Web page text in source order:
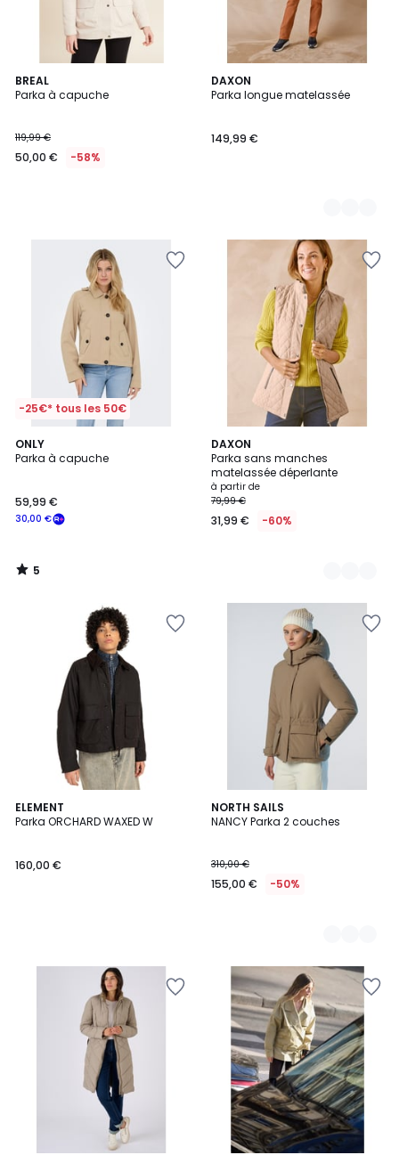
BREAL
Parka à capuche
119,99 €
50,00 € -58%
DAXON
Parka longue matelassée
149,99 €
2
Couleurs
-25€* tous les 50€
ONLY
Parka à capuche
30,00 €
59,99 €
5
/
5
/
DAXON
Parka sans manches
matelassée déperlante
à partir de
79,99 €
31,99 € -60%
2
Couleurs
ELEMENT
Parka ORCHARD WAXED W
160,00 €
NORTH SAILS
NANCY Parka 2 couches
310,00 €
155,00 € -50%
3
Couleurs